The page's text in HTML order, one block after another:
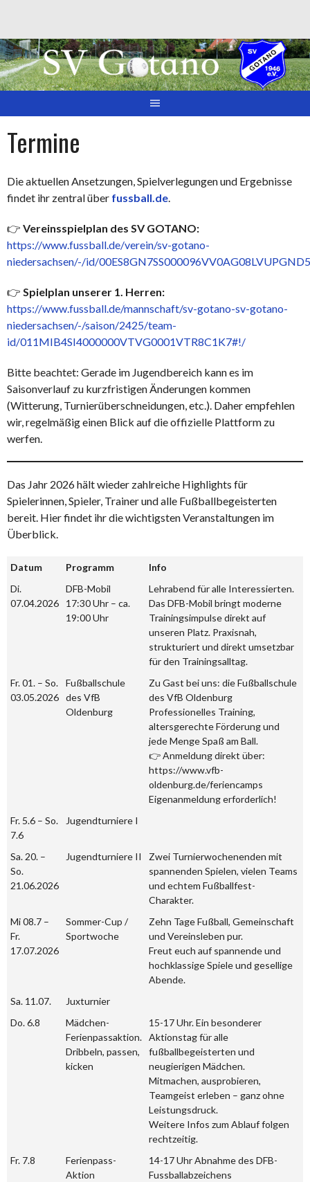
Inhalt
Termine
Die aktuellen Ansetzungen, Spielverlegungen und Ergebnisse
findet ihr zentral über fussball.de.
👉 Vereinsspielplan des SV GOTANO:
https://www.fussball.de/verein/sv-gotano-
niedersachsen/-/id/
👉 Spielplan unserer 1. Herren:
https://www.fussball.de/mannschaft/sv-gotano-sv-gotano-
niedersachsen/-/saison/2425/team-
id/011MIB4SI4000000VTVG0001VTR8C1K7#!/
Bitte beachtet: Gerade im Jugendbereich kann es im
Saisonverlauf zu kurzfristigen Änderungen kommen
(Witterung, Turnierüberschneidungen, etc.). Daher empfehlen
wir, regelmäßig einen Blick auf die offizielle Plattform zu
werfen.
Das Jahr 2026 hält wieder zahlreiche Highlights für
Spielerinnen, Spieler, Trainer und alle Fußballbegeisterten
bereit. Hier findet ihr die wichtigsten Veranstaltungen im
Überblick.
Datum Programm
Info
Di.
07.04.2026
DFB-Mobil
17:30 Uhr – ca.
19:00 Uhr
Lehrabend für alle Interessierten.
Das DFB-Mobil bringt moderne
Trainingsimpulse direkt auf
unseren Platz. Praxisnah,
strukturiert und direkt umsetzbar
für den Trainingsalltag.
Fr. 01. – So.
03.05.2026
Fußballschule
des VfB
Oldenburg
Zu Gast bei uns: die Fußballschule
des VfB Oldenburg
Professionelles Training,
altersgerechte Förderung und
jede Menge Spaß am Ball.
👉 Anmeldung direkt über:
https://www.vfb-
oldenburg.de/feriencamps
Eigenanmeldung erforderlich!
Fr. 5.6 – So.
7.6
Jugendturniere I
Sa. 20. –
So.
21.06.2026
Jugendturniere II
Zwei Turnierwochenenden mit
spannenden Spielen, vielen Teams
und echtem Fußballfest-
Charakter.
Mi 08.7 –
Fr.
17.07.2026
Sommer-Cup /
Sportwoche
Zehn Tage Fußball, Gemeinschaft
und Vereinsleben pur.
Freut euch auf spannende und
hochklassige Spiele und gesellige
Abende.
Sa. 11.07.
Juxturnier
Do. 6.8
Mädchen-
Ferienpassaktion.
Dribbeln, passen,
kicken
15-17 Uhr. Ein besonderer
Aktionstag für alle
fußballbegeisterten und
neugierigen Mädchen.
Mitmachen, ausprobieren,
Teamgeist erleben – ganz ohne
Leistungsdruck.
Weitere Infos zum Ablauf folgen
rechtzeitig.
Fr. 7.8
Ferienpass-
Aktion
14-17 Uhr Abnahme des DFB-
Fussballabzeichens